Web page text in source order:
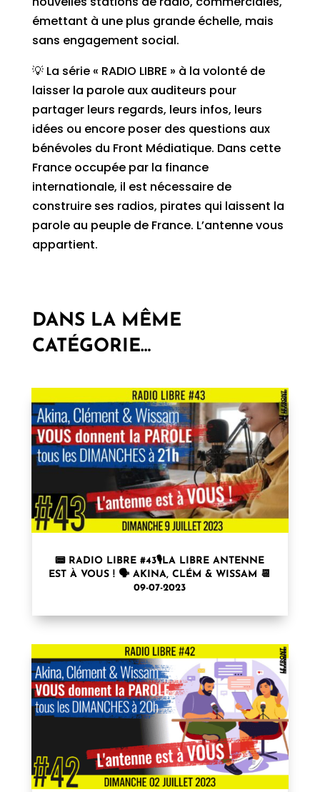
émettant à une plus grande échelle, mais
sans engagement social.
💡 La série « RADIO LIBRE » à la volonté de
laisser la parole aux auditeurs pour
partager leurs regards, leurs infos, leurs
idées ou encore poser des questions aux
bénévoles du Front Médiatique. Dans cette
France occupée par la finance
internationale, il est nécessaire de
construire ses radios, pirates qui laissent la
parole au peuple de France. L’antenne vous
appartient.
DANS LA MÊME
CATÉGORIE…
📟 RADIO LIBRE #43🎙LA LIBRE ANTENNE
EST À VOUS ! 🗣 AKINA, CLÉM & WISSAM 📆
09-07-2023